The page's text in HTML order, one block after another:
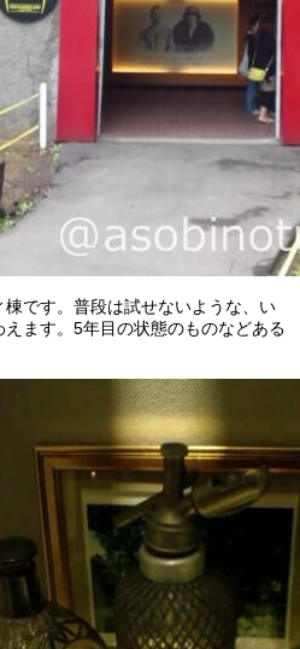
です。普段は試せないような、い
ます。5年目の状態のものなどある